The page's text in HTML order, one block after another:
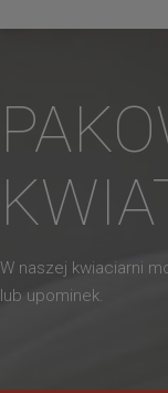
W naszej kwiaciarni
lub upominek.